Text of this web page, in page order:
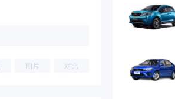
图片 对比